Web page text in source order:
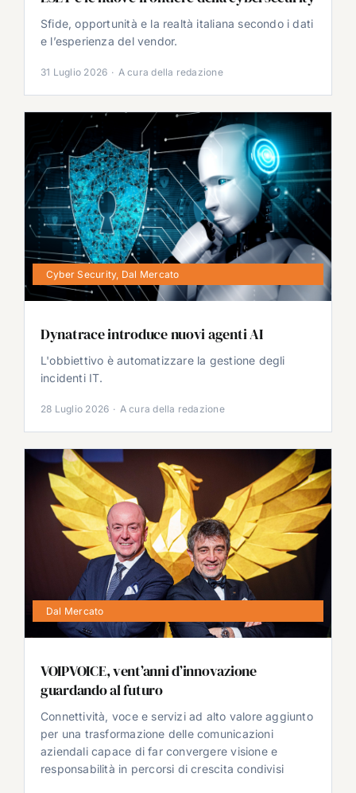
Sfide, opportunità e la realtà italiana secondo i dati
e l’esperienza del vendor.
31 Luglio 2026 · A cura della redazione
Cyber Security, Dal Mercato
Dynatrace introduce nuovi agenti AI
L'obbiettivo è automatizzare la gestione degli
incidenti IT.
28 Luglio 2026 · A cura della redazione
Dal Mercato
VOIPVOICE, vent’anni d’innovazione
guardando al futuro
Connettività, voce e servizi ad alto valore aggiunto
per una trasformazione delle comunicazioni
aziendali capace di far convergere visione e
responsabilità in percorsi di crescita condivisi